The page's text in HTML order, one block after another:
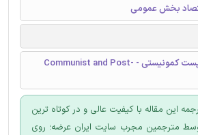
بخش عمومی
مطالعات کمونیستی و پست کمونیستی - Communist and Post-
این مقاله با کیفیت عالی و در کوتاه ترین
مترجمین مجرب سایت ایران عرضه؛ روی